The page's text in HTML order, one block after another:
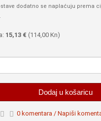
dodatno se naplaćuju prema
15,13 € (114,00 Kn)
Dodaj u košaricu
0 komentara / Napiši